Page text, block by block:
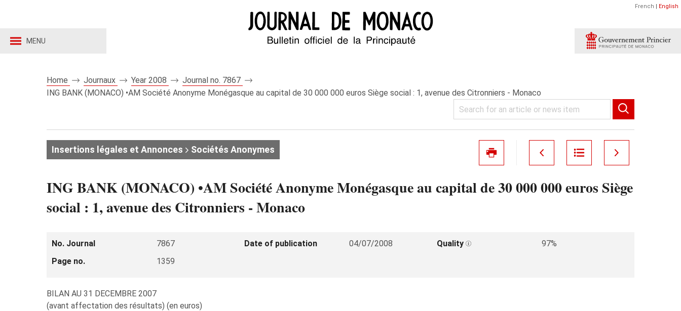
MENU
French | English
Home Journaux Year 2008
Journal no. 7867
ING BANK (MONACO) •AM Société Anonyme Monégasque au capital de 30 000 000 euros Siège social : 1, avenue des Citronniers - Monaco
Insertions légales et Annonces Sociétés Anonymes
ING BANK (MONACO) •AM Société Anonyme Monégasque au capital de 30 000 000 euros Siège
social : 1, avenue des Citronniers - Monaco
No. Journal 7867 Date of publication 04/07/2008 Quality
97%
Page no.
1359
BILAN AU 31 DECEMBRE 2007
(avant affectation des résultats) (en euros)